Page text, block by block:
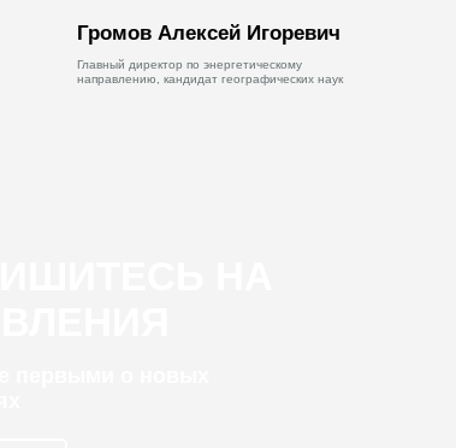
Громов Алексей Игоревич
Главный директор по энергетическому
направлению, кандидат географических наук